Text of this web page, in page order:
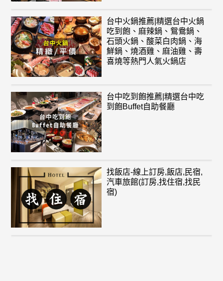
台中火鍋推薦|精選台中火鍋
吃到飽、麻辣鍋、鴛鴦鍋、
石頭火鍋、酸菜白肉鍋、海
鮮鍋、燒酒雞、麻油雞、壽
喜燒等熱門人氣火鍋店
台中吃到飽推薦|精選台中吃
到飽Buffet自助餐廳
找飯店-線上訂房,飯店,民宿,
汽車旅館(訂房,找住宿,找民
宿)